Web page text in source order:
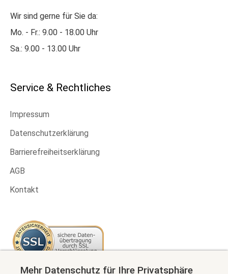
Wir sind gerne für Sie da:
Mo. - Fr.: 9.00 - 18.00 Uhr
Sa.: 9.00 - 13.00 Uhr
Service & Rechtliches
Impressum
Datenschutzerklärung
Barrierefreiheitserklärung
AGB
Kontakt
Mehr Datenschutz für Ihre Privatsphäre